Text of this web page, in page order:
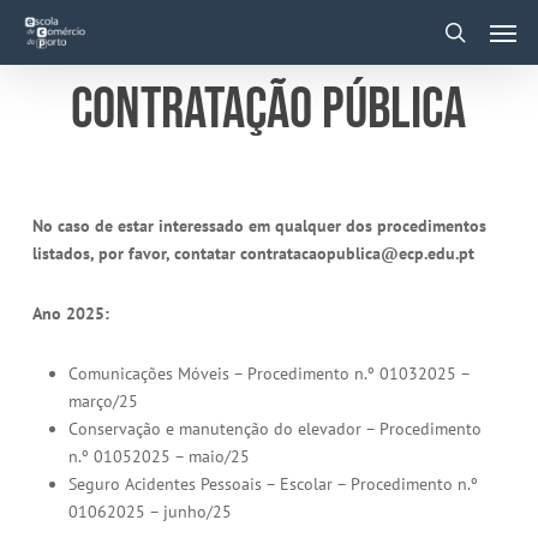
main
Contratação Pública
No caso de estar interessado em qualquer dos procedimentos
listados, por favor, contatar contratacaopublica@ecp.edu.pt
Ano 2025:
Comunicações Móveis – Procedimento n.º 01032025 –
março/25
Conservação e manutenção do elevador – Procedimento
n.º 01052025 – maio/25
Seguro Acidentes Pessoais – Escolar – Procedimento n.º
01062025 – junho/25